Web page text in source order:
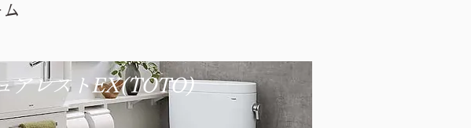
アレストEX(TOTO)